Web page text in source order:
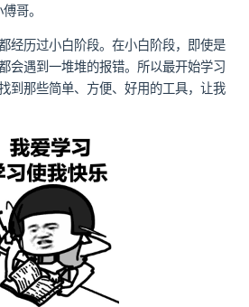
哥。
经历过小白阶段。在小白阶段，即使是
会遇到一堆堆的报错。所以最开始学习
到那些简单、方便、好用的工具，让我